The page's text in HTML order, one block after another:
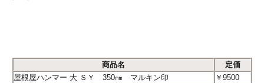
商品名
定価
屋根屋ハンマー 大 ＳＹ 350㎜ マルキン印
￥9500